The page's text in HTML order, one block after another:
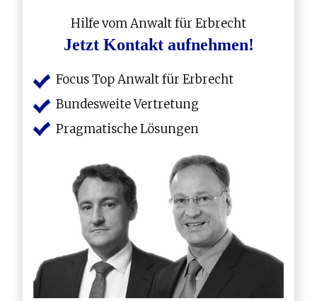
Hilfe vom Anwalt für Erbrecht
Jetzt Kontakt aufnehmen!
Focus Top Anwalt für Erbrecht
Bundesweite Vertretung
Pragmatische Lösungen